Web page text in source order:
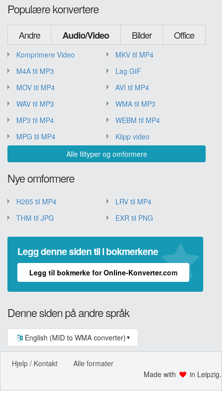
Populære konvertere
Andre Audio/Video Bilder Office
Komprimere Video
MKV til MP4
M4A til MP3
Lag GIF
MOV til MP4
AVI til MP4
WAV til MP3
WMA til MP3
MP3 til MP4
WEBM til MP4
MPG til MP4
Klipp video
Alle filtyper og omformere
Nye omformere
H265 til MP4
LRV til MP4
THM til JPG
EXR til PNG
Legg denne siden til i bokmerkene
Legg til bokmerke for Online-Konverter.com
Denne siden på andre språk
English (MID to WMA converter) ▼
Hjelp / Kontakt
Alle formater
Made with
in Leipzig.